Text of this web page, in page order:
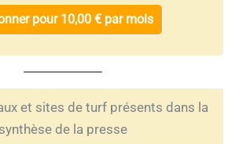
pour 10,00 € par mois
et sites de turf présents dans la
synthèse de la presse